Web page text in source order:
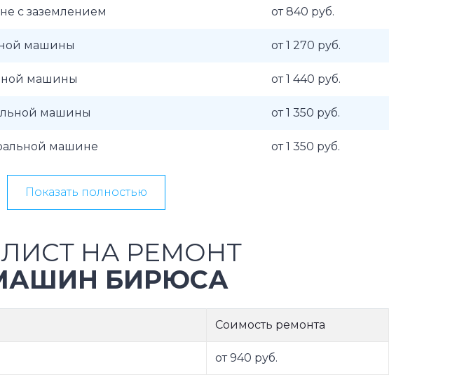
с заземлением от 840 руб.
машины от 1 270 руб.
машины от 1 440 руб.
машины от 1 350 руб.
машине от 1 350 руб.
Показать полностью
НА РЕМОНТ
БИРЮСА
Соимость ремонта
от 940 руб.